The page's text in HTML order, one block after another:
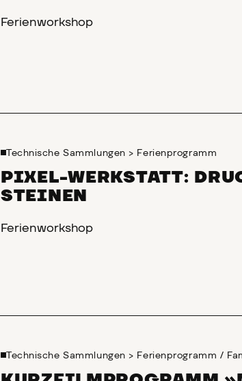
Ferienworkshop
Technische Sammlungen > Ferienprogramm
PIXEL-WERKSTATT:
STEINEN
Ferienworkshop
Technische Sammlungen > Ferienprogramm /